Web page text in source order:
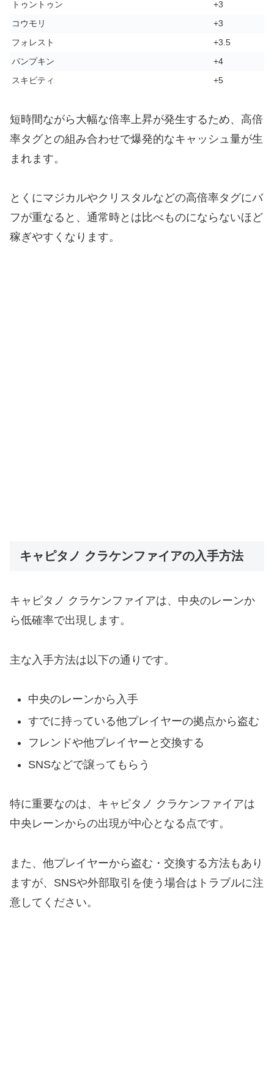
トゥントゥン
+3
コウモリ
+3
フォレスト
+3.5
パンプキン
+4
スキビティ
+5
短時間ながら大幅な倍率上昇が発生するため、高倍
率タグとの組み合わせで爆発的なキャッシュ量が生
まれます。
とくにマジカルやクリスタルなどの高倍率タグにバ
フが重なると、通常時とは比べものにならないほど
稼ぎやすくなります。
キャピタノ クラケンファイアの入手方法
キャピタノ クラケンファイアは、中央のレーンか
ら低確率で出現します。
主な入手方法は以下の通りです。
中央のレーンから入手
すでに持っている他プレイヤーの拠点から盗む
フレンドや他プレイヤーと交換する
SNSなどで譲ってもらう
特に重要なのは、キャピタノ クラケンファイアは
中央レーンからの出現が中心となる点です。
また、他プレイヤーから盗む・交換する方法もあり
ますが、SNSや外部取引を使う場合はトラブルに注
意してください。